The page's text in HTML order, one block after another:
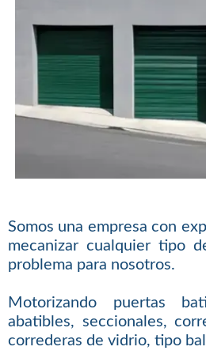
Somos una empresa con
mecanizar cualquier tipo
problema para nosotros.
Motorizando puertas
abatibles, seccionales,
correderas de vidrio, tipo